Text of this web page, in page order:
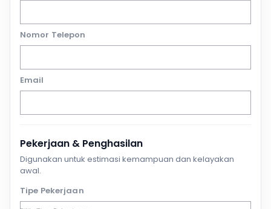
Nomor Telepon
Email
Pekerjaan & Penghasilan
Digunakan untuk estimasi kemampuan dan kelayakan
awal.
Tipe Pekerjaan